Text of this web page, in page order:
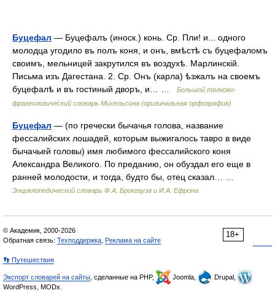
Буцефал — Буцефалъ (иноск.) конь. Ср. Пли! и... одного
молодца угодило въ полъ коня, и онъ, вмѣстѣ съ буцефаломъ
своимъ, мельницей закрутился въ воздухѣ. Марлинскій.
Письма изъ Дагестана. 2. Ср. Онъ (карла) ѣзжалъ на своемъ
буцефалѣ и въ гостиный дворъ, и… …
Большой толково-
фразеологический словарь Михельсона (оригинальная орфография)
Буцефал — (по гречески бычачья голова, название
фессалийских лошадей, которым выжигалось тавро в виде
бычачьей головы) имя любимого фессалийского коня
Александра Великого. По преданию, он обуздал его еще в
ранней молодости, и тогда, будто бы, отец сказал… …
Энциклопедический словарь Ф.А. Брокгауза и И.А. Ефрона
18+
© Академик, 2000-2026
Обратная связь: Техподдержка Реклама на сайте
👣 Путешествия
Экспорт словарей на сайты , сделанные на PHP, Joomla,
Drupal,
WordPress, MODx.